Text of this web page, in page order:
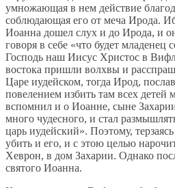
умножающая в нем действие
соблюдающая его от меча Ирода.
Иоанна дошел слух и до Ирода, и
говоря в себе «что будет младенец
Господь наш Иисус Христос в
востока пришли волхвы и
Царе иудейском, тогда Ирод,
повелением избить там всех детей
вспомнил и о Иоанне, сыне
много чудесного, и стал
царь иудейский». Поэтому,
убить и его, и с этою целью
Хеврон, в дом Захарии. Однако
святого Иоанна.